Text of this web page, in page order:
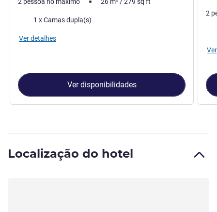
2 pessoa no máximo 26 m²/279 sq ft
Cama1 x Camas dupla(s)
Ver detalhes
Ver disponibilidades
2
Localização do hotel